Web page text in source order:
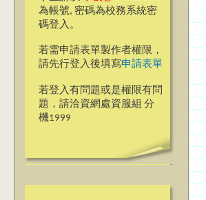
為帳號, 密碼為校務系統密
碼登入。
若需申請表單製作者權限，
請先行登入後填寫申請表單
若登入有問題或是權限有問
題，請洽資網處資服組 分
機1999